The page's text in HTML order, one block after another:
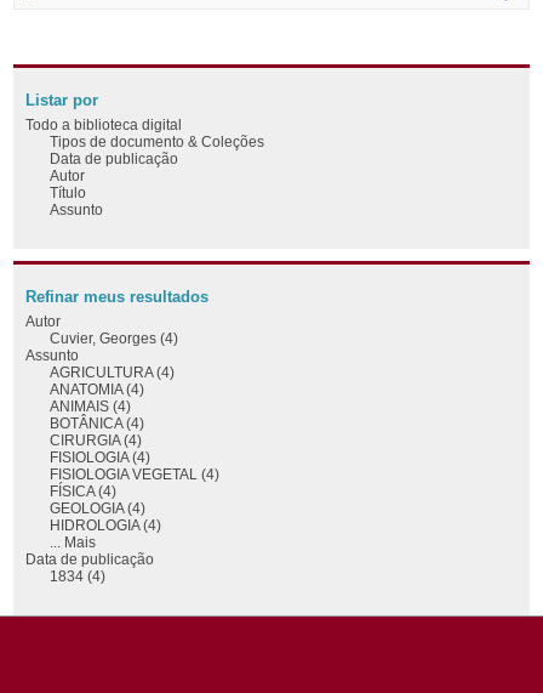
Listar por
Todo a biblioteca digital
Tipos de documento & Coleções
Data de publicação
Autor
Título
Assunto
Refinar meus resultados
Autor
Cuvier, Georges (4)
Assunto
AGRICULTURA (4)
ANATOMIA (4)
ANIMAIS (4)
BOTÂNICA (4)
CIRURGIA (4)
FISIOLOGIA (4)
FISIOLOGIA VEGETAL (4)
FÍSICA (4)
GEOLOGIA (4)
HIDROLOGIA (4)
... Mais
Data de publicação
1834 (4)